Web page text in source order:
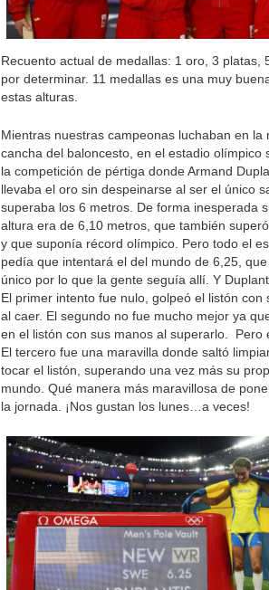
Recuento actual de medallas: 1 oro, 3 platas,
por determinar. 11 medallas es una muy
estas alturas.
Mientras nuestras campeonas luchaban en la
cancha del baloncesto, en el estadio olímpico
la competición de pértiga donde Armand
llevaba el oro sin despeinarse al ser el único
superaba los 6 metros. De forma inesperada
altura era de 6,10 metros, que también
y que suponía récord olímpico. Pero todo el
pedía que intentará el del mundo de 6,25,
único por lo que la gente seguía allí. Y
El primer intento fue nulo, golpeó el listón con
al caer. El segundo no fue mucho mejor ya
en el listón con sus manos al superarlo.
El tercero fue una maravilla donde saltó
tocar el listón, superando una vez más su
mundo. Qué manera más maravillosa de
la jornada. ¡Nos gustan los lunes…a veces!